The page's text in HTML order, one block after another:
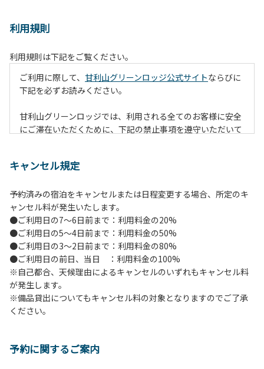
利用規則
利用規則は下記をご覧ください。
ご利用に際して、 甘利山グリーンロッジ公式サイトならびに
下記を必ずお読みください。
甘利山グリーンロッジでは、利用される全てのお客様に安全
にご滞在いただくために、下記の禁止事項を遵守いただいて
１.地面での直火による焚火等の火を使う行為
２.防火シートの未設置や消火対策を行わずに火を使う行為
（防火シートや消火グッズ等は無償で貸出します。）
３.夜間を通しての火の利用（消灯時間には原則、完全消火）
４.所定の場所以外での火の利用（喫煙含む）
５.強風時の野外での火の利用（管理者判断となります。）
６.花火
７.周囲に迷惑となるような行為（夜間の大声での談笑等）や
他人に嫌悪感を与えるような行為はお止めください。
８.ごみの投棄
キャンセル規定
予約済みの宿泊をキャンセルまたは日程変更する場合、所定のキ
ャンセル料が発生いたします。
●ご利用日の7～6日前まで：利用料金の20%
●ご利用日の5～4日前まで：利用料金の50%
●ご利用日の3～2日前まで：利用料金の80%
●ご利用日の前日、当日 ：利用料金の100%
※自己都合、天候理由によるキャンセルのいずれもキャンセル料
が発生します。
※備品貸出についてもキャンセル料の対象となりますのでご了承
ください。
予約に関するご案内